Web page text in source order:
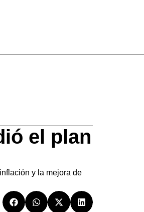
el plan
y la mejora de